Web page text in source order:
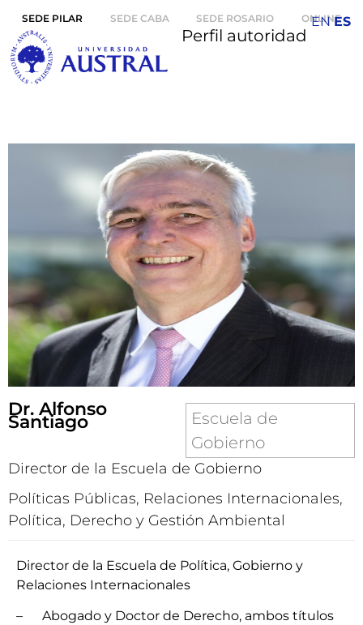
SEDE PILAR SEDE CABA SEDE ROSARIO ONLINE
Perfil autoridad
Dr. Alfonso
Santiago
Escuela de
Gobierno
Director de la Escuela de Gobierno
Políticas Públicas, Relaciones Internacionales,
Política, Derecho y Gestión Ambiental
Director de la Escuela de Política, Gobierno y
Relaciones Internacionales
– Abogado y Doctor de Derecho, ambos títulos
EN ES